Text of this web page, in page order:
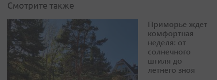
Смотрите также
Приморье ждет
комфортная
неделя: от
солнечного
штиля до
летнего зноя